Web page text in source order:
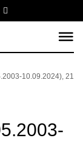
10.09.2024), 21